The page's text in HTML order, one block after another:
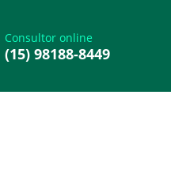
Consultor online
(15) 98188-8449